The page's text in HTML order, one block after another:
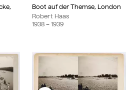
Boot auf der Themse, London
Robert Haas
1938 – 1939